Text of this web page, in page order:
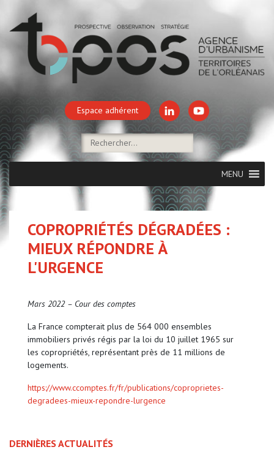
Espace adhérent
MENU
COPROPRIÉTÉS DÉGRADÉES :
MIEUX RÉPONDRE À
L'URGENCE
Mars 2022 – Cour des comptes
La France compterait plus de 564 000 ensembles
immobiliers privés régis par la loi du 10 juillet 1965 sur
les copropriétés, représentant près de 11 millions de
logements.
https://www.ccomptes.fr/fr/publications/coproprietes-
degradees-mieux-repondre-lurgence
DERNIÈRES ACTUALITÉS